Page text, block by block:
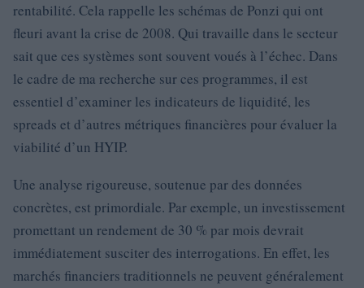
rentabilité. Cela rappelle les schémas de Ponzi qui ont
fleuri avant la crise de 2008. Qui travaille dans le secteur
sait que ces systèmes sont souvent voués à l’échec. Dans
le cadre de ma recherche sur ces programmes, il est
essentiel d’examiner les indicateurs de liquidité, les
spreads et d’autres métriques financières pour évaluer la
viabilité d’un HYIP.
Une analyse rigoureuse, soutenue par des données
concrètes, est primordiale. Par exemple, un investissement
promettant un rendement de 30 % par mois devrait
immédiatement susciter des interrogations. En effet, les
marchés financiers traditionnels ne peuvent généralement